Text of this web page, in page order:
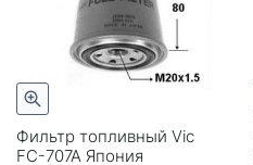
Фильтр топливный Vic
FC-707A Япония